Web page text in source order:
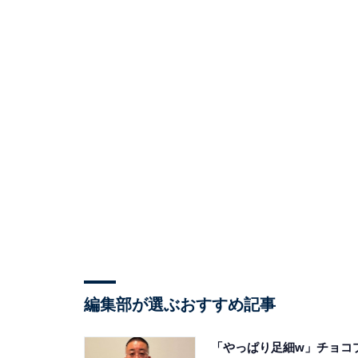
編集部が選ぶおすすめ記事
「やっぱり足細w」チョコ